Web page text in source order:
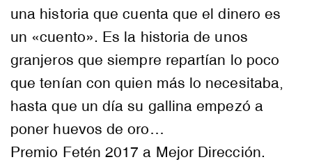
una historia que cuenta que el dinero es
un «cuento». Es la historia de unos
granjeros que siempre repartían lo poco
que tenían con quien más lo necesitaba,
hasta que un día su gallina empezó a
poner huevos de oro…
Premio Fetén 2017 a Mejor Dirección.